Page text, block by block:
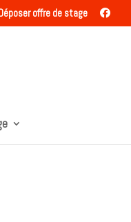
offre de stage